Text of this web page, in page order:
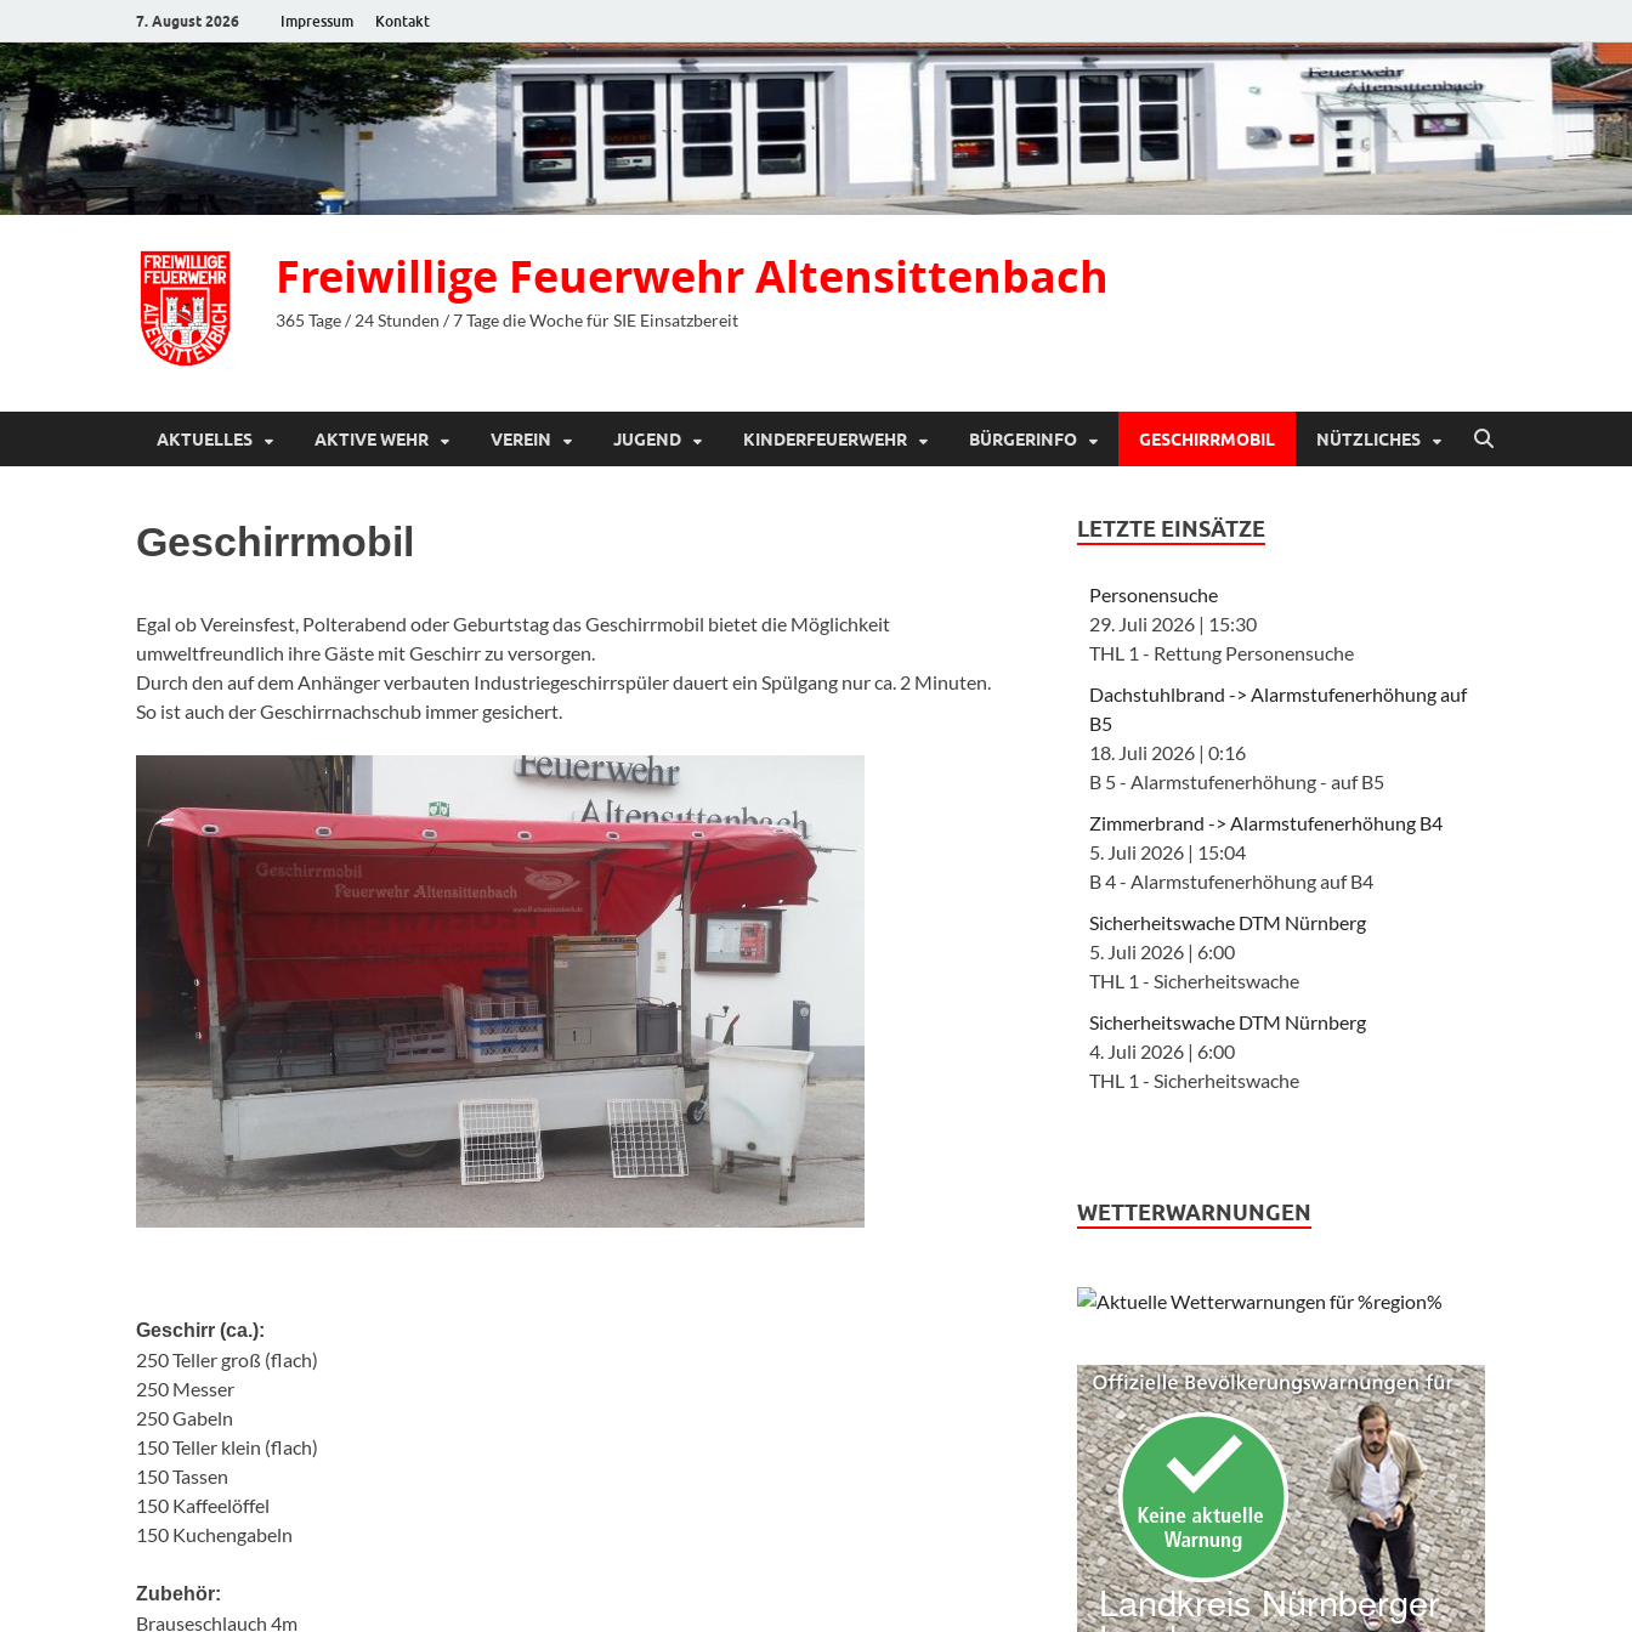
7. August 2026 Impressum Kontakt
Freiwillige Feuerwehr Altensittenbach
365 Tage / 24 Stunden / 7 Tage die Woche für SIE Einsatzbereit
AKTUELLES AKTIVE WEHR VEREIN JUGEND KINDERFEUERWEHR BÜRGERINFO GESCHIRRMOBIL NÜTZLICHES
Geschirrmobil
Egal ob Vereinsfest, Polterabend oder Geburtstag das Geschirrmobil bietet die Möglichkeit
umweltfreundlich ihre Gäste mit Geschirr zu versorgen.
Durch den auf dem Anhänger verbauten Industriegeschirrspüler dauert ein Spülgang nur ca. 2 Minuten.
So ist auch der Geschirrnachschub immer gesichert.
Geschirr (ca.):
250 Teller groß (flach)
250 Messer
250 Gabeln
150 Teller klein (flach)
150 Tassen
150 Kaffeelöffel
150 Kuchengabeln
Zubehör:
Brauseschlauch 4m
LETZTE EINSÄTZE
Personensuche
29. Juli 2026 | 15:30
THL 1 - Rettung Personensuche
Dachstuhlbrand -> Alarmstufenerhöhung auf
B5
18. Juli 2026 |0:16
B 5 - Alarmstufenerhöhung - auf B5
Zimmerbrand -> Alarmstufenerhöhung B4
5. Juli 2026 | 15:04
B 4 - Alarmstufenerhöhung auf B4
Sicherheitswache DTM Nürnberg
5. Juli 2026 | 6:00
THL 1 - Sicherheitswache
Sicherheitswache DTM Nürnberg
4. Juli 2026 | 6:00
THL 1 - Sicherheitswache
WETTERWARNUNGEN